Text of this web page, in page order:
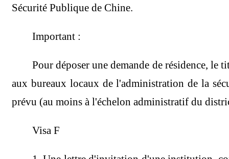
Sécurité Publique de Chine.
Important :
Pour déposer une demande de résidence,
aux bureaux locaux de l'administration de la
prévu (au moins à l'échelon administratif du
Visa F